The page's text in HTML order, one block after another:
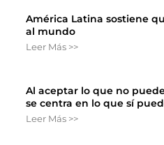
América Latina sostiene
al mundo
Leer Más >>
Al aceptar lo que no
se centra en lo que sí
Leer Más >>